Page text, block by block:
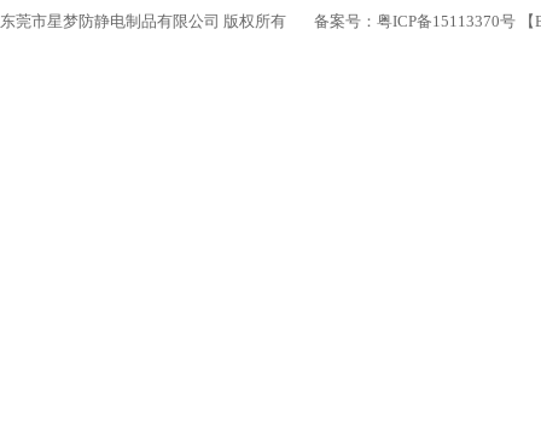
东莞市星梦防静电制品有限公司 版权所有 备案号： 粤ICP备15113370号 【